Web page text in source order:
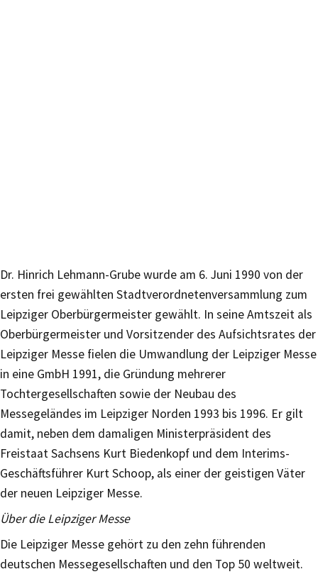
Dr. Hinrich Lehmann-Grube wurde am 6. Juni 1990 von der
ersten frei gewählten Stadtverordnetenversammlung zum
Leipziger Oberbürgermeister gewählt. In seine Amtszeit als
Oberbürgermeister und Vorsitzender des Aufsichtsrates der
Leipziger Messe fielen die Umwandlung der Leipziger Messe
in eine GmbH 1991, die Gründung mehrerer
Tochtergesellschaften sowie der Neubau des
Messegeländes im Leipziger Norden 1993 bis 1996. Er gilt
damit, neben dem damaligen Ministerpräsident des
Freistaat Sachsens Kurt Biedenkopf und dem Interims-
Geschäftsführer Kurt Schoop, als einer der geistigen Väter
der neuen Leipziger Messe.
Über die Leipziger Messe
Die Leipziger Messe gehört zu den zehn führenden
deutschen Messegesellschaften und den Top 50 weltweit.